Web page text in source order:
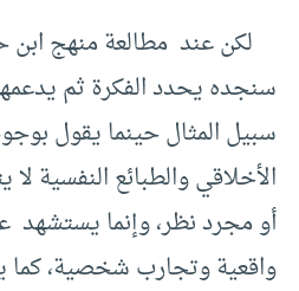
لكن عند مطالعة منهج ابن
سنجده يحدد الفكرة ثم
سبيل المثال حينما يقول
الأخلاقي والطبائع النفسية
أو مجرد نظر، وإنما يستشهد
واقعية وتجارب شخصية، كما